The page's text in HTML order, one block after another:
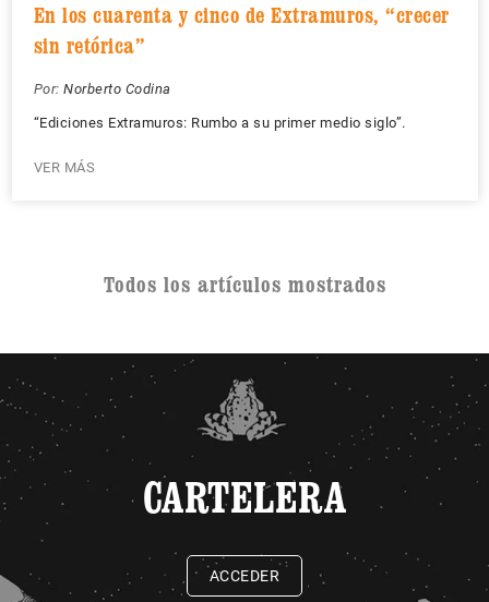
En los cuarenta y cinco de Extramuros, “crecer
sin retórica”
Por: Norberto Codina
“Ediciones Extramuros: Rumbo a su primer medio siglo”.
VER MÁS
Todos los artículos mostrados
CARTELERA
ACCEDER